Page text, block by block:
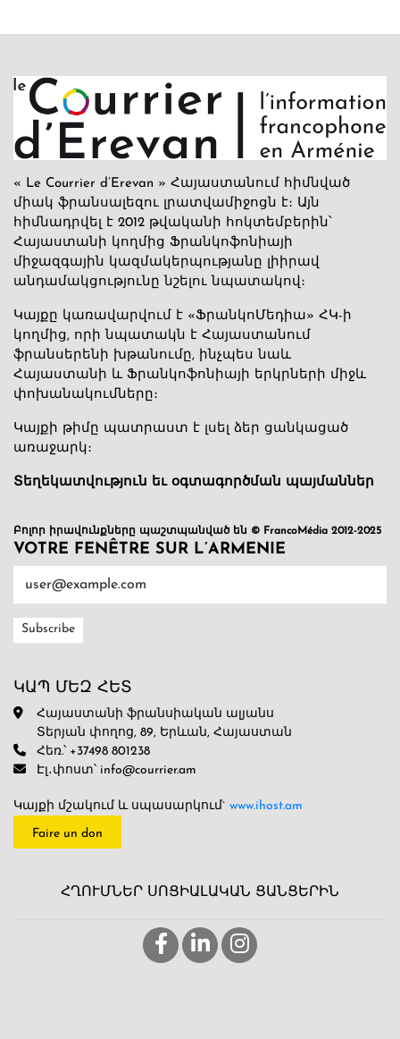
« Le Courrier d’Erevan » Հայաստանում հիմնված
միակ ֆրանսալեզու լրատվամիջոցն է։ Այն
հիմնադրվել է 2012 թվականի հոկտեմբերին՝
Հայաստանի կողմից Ֆրանկոֆոնիայի
միջազգային կազմակերպությանը լիիրավ
անդամակցությունը նշելու նպատակով։
Կայքը կառավարվում է «ՖրանկոՄեդիա» ՀԿ-ի
կողմից, որի նպատակն է Հայաստանում
ֆրանսերենի խթանումը, ինչպես նաև
Հայաստանի և Ֆրանկոֆոնիայի երկրների միջև
փոխանակումները։
Կայքի թիմը պատրաստ է լսել ձեր ցանկացած
առաջարկ։
Տեղեկատվություն եւ օգտագործման պայմաններ
Բոլոր իրավունքները պաշտպանված են © FrancoMédia 2012-2025
VOTRE FENÊTRE SUR L’ARMENIE
ԿԱՊ ՄԵԶ ՀԵՏ
Հայաստանի ֆրանսիական ալյանս
Տերյան փողոց, 89, Երևան, Հայաստան
Հեռ.՝ +37498 801238
Էլ․փոստ՝ info@courrier.am
Կայքի մշակում և սպասարկում` www.ihost.am
Faire un don
ՀՂՈՒՄՆԵՐ ՍՈՑԻԱԼԱԿԱՆ ՑԱՆՑԵՐԻՆ